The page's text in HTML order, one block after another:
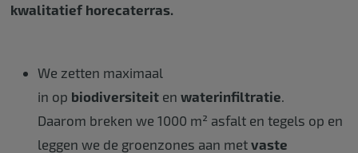
kwalitatief horecaterras.
We zetten maximaal
in op biodiversiteit en waterinfiltratie
Daarom breken we 1000 m² asfalt en tegels op en
leggen we de groenzones aan metvaste